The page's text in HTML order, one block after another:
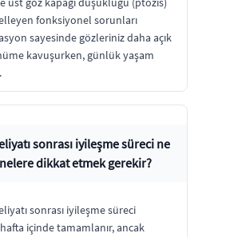
fonksiyonel sorunları
sayesinde gözleriniz daha açık
kavuşurken, günlük yaşam
sonrası iyileşme süreci ne
dikkat etmek gerekir?
sonrası iyileşme süreci
içinde tamamlanır, ancak